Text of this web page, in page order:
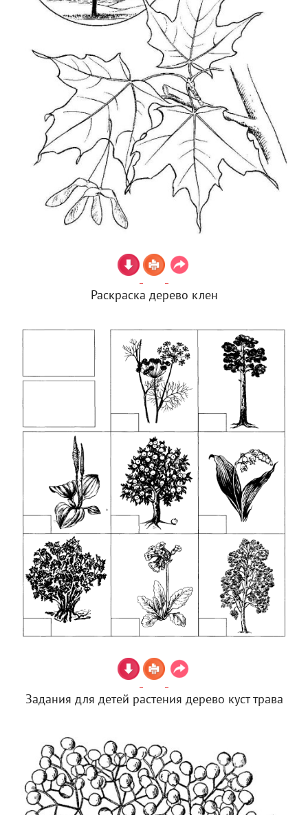
Раскраска дерево клен
Задания для детей растения дерево куст трава